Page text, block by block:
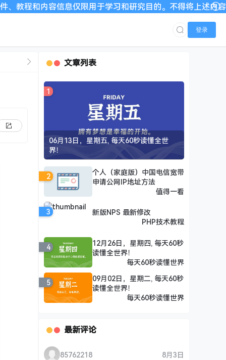
信息仅限用于学习和研究目的。不得将上述内容用于商业
登录
文章列表
1
06月13日，星期五, 每天60秒读懂全世
界！
2
个人（家庭版）中国电信宽带
申请公网IP地址方法
值得一看
3
新版NPS 最新修改
PHP技术教程
4
12月26日，星期四, 每天60秒
读懂全世界！
每天60秒读懂世界
5
09月02日，星期二, 每天60秒
读懂全世界！
每天60秒读懂世界
最新评论
85762218 8月3日